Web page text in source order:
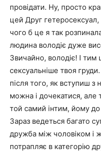
провідати. Ну, просто
цей Друг
чого б це я так
людина володіє дуже
Звичайно, володіє! І
сексуальніше твоя
після того, як вступиш з
можна і дочекатися, але
той самий інтим, йому
Зараз ведеться багато
дружба між чоловіком і
потрапляє в категорію